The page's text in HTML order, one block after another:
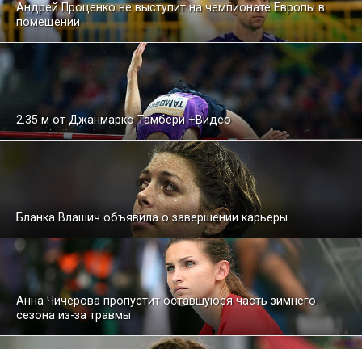
Андрей Проценко не выступит на чемпионате Европы в
помещении
2.35 м от Джанмарко Тамбери +Видео
Бланка Влашич объявила о завершении карьеры
Анна Чичерова пропустит оставшуюся часть зимнего
сезона из-за травмы